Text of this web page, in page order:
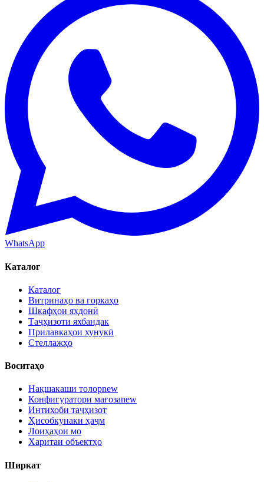
WhatsApp
Каталог
Каталог
Витринаҳо ва горкаҳо
Шкафҳои яхдонӣ
Таҷҳизоти яхбандак
Прилавкаҳои хунукӣ
Стеллажҳо
Воситаҳо
Нақшакаши толорnew
Конфигуратори мағозаnew
Интихоби таҷҳизот
Ҳисобкунаки ҳаҷм
Лоиҳаҳои мо
Харитаи объектҳо
Ширкат